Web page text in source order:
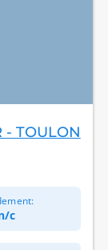
- TOULON
c